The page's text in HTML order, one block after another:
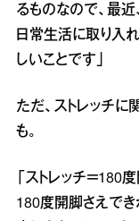
るものなので、最近
日常生活に取り入
しいことです」
ただ、ストレッチ
も。
「ストレッチ＝180
180度開脚さえでき